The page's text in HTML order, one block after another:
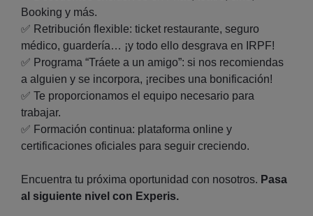
Booking y más.
✅ Retribución flexible: ticket restaurante, seguro
médico, guardería… ¡y todo ello desgrava en IRPF!
✅ Programa “Tráete a un amigo”: si nos recomiendas
a alguien y se incorpora, ¡recibes una bonificación!
✅ Te proporcionamos el equipo necesario para
trabajar.
✅ Formación continua: plataforma online y
certificaciones oficiales para seguir creciendo.
Encuentra tu próxima oportunidad con nosotros. Pasa
al siguiente nivel con Experis.